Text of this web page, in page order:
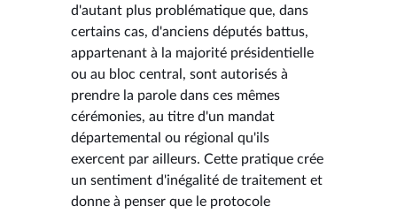
d'autant plus problématique que, dans
certains cas, d'anciens députés battus,
appartenant à la majorité présidentielle
ou au bloc central, sont autorisés à
prendre la parole dans ces mêmes
cérémonies, au titre d'un mandat
départemental ou régional qu'ils
exercent par ailleurs. Cette pratique crée
un sentiment d'inégalité de traitement et
donne à penser que le protocole